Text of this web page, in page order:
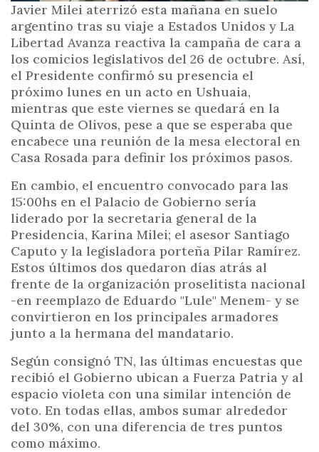
Javier Milei aterrizó esta mañana en suelo
argentino tras su viaje a Estados Unidos y La
Libertad Avanza reactiva la campaña de cara a
los comicios legislativos del 26 de octubre. Así,
el Presidente confirmó su presencia el
próximo lunes en un acto en Ushuaia,
mientras que este viernes se quedará en la
Quinta de Olivos, pese a que se esperaba que
encabece una reunión de la mesa electoral en
Casa Rosada para definir los próximos pasos.
En cambio, el encuentro convocado para las
15:00hs en el Palacio de Gobierno sería
liderado por la secretaria general de la
Presidencia, Karina Milei; el asesor Santiago
Caputo y la legisladora porteña Pilar Ramírez.
Estos últimos dos quedaron días atrás al
frente de la organización proselitista nacional
-en reemplazo de Eduardo "Lule" Menem- y se
convirtieron en los principales armadores
junto a la hermana del mandatario.
Según consignó TN, las últimas encuestas que
recibió el Gobierno ubican a Fuerza Patria y al
espacio violeta con una similar intención de
voto. En todas ellas, ambos sumar alrededor
del 30%, con una diferencia de tres puntos
como máximo.